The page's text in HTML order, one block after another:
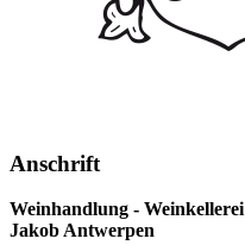
Anschrift
Weinhandlung - Weinkellerei
Jakob Antwerpen